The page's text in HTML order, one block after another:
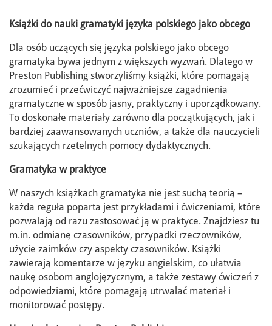
Książki do nauki gramatyki języka polskiego jako obcego
Dla osób uczących się języka polskiego jako obcego
gramatyka bywa jednym z większych wyzwań. Dlatego w
Preston Publishing stworzyliśmy książki, które pomagają
zrozumieć i przećwiczyć najważniejsze zagadnienia
gramatyczne w sposób jasny, praktyczny i uporządkowany.
To doskonałe materiały zarówno dla początkujących, jak i
bardziej zaawansowanych uczniów, a także dla nauczycieli
szukających rzetelnych pomocy dydaktycznych.
Gramatyka w praktyce
W naszych książkach gramatyka nie jest suchą teorią –
każda reguła poparta jest przykładami i ćwiczeniami, które
pozwalają od razu zastosować ją w praktyce. Znajdziesz tu
m.in. odmianę czasowników, przypadki rzeczowników,
użycie zaimków czy aspekty czasowników. Książki
zawierają komentarze w języku angielskim, co ułatwia
naukę osobom anglojęzycznym, a także zestawy ćwiczeń z
odpowiedziami, które pomagają utrwalać materiał i
monitorować postępy.